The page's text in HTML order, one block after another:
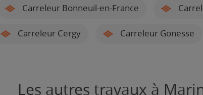
Carreleur Bonneuil-en-France
Carreleur Cergy Carreleur Gonesse
Les autres travaux à